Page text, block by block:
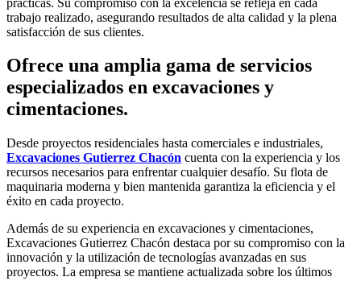
trabajo realizado, asegurando resultados de alta calidad y la plena
satisfacción de sus clientes.
Ofrece una amplia gama de servicios
especializados en excavaciones y
cimentaciones.
Desde proyectos residenciales hasta comerciales e industriales,
Excavaciones Gutierrez Chacón cuenta con la experiencia y los
recursos necesarios para enfrentar cualquier desafío. Su flota de
maquinaria moderna y bien mantenida garantiza la eficiencia y el
éxito en cada proyecto.
Además de su experiencia en excavaciones y cimentaciones,
Excavaciones Gutierrez Chacón destaca por su compromiso con la
innovación y la utilización de tecnologías avanzadas en sus
proyectos. La empresa se mantiene actualizada sobre los últimos